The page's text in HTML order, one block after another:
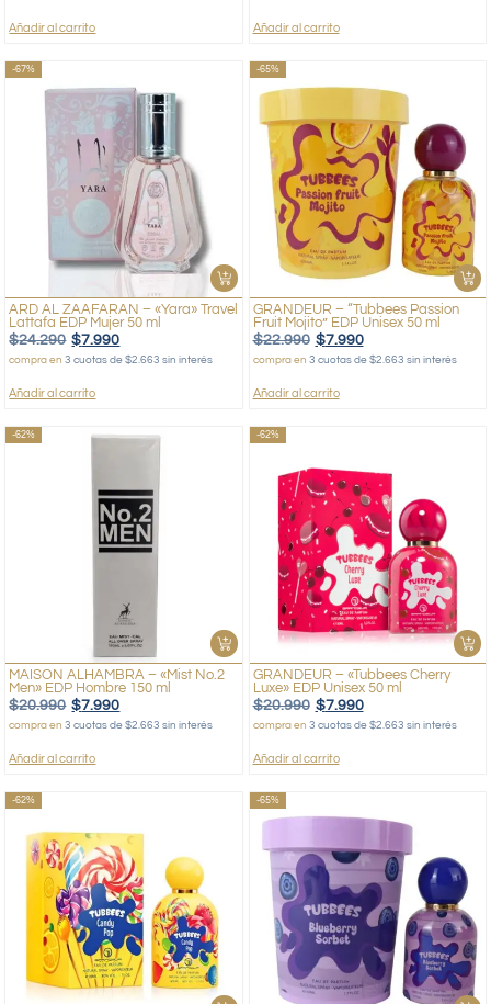
Añadir al carrito Añadir al carrito
-67%
ARD AL ZAAFARAN – «Yara» Travel
Lattafa EDP Mujer 50 ml
$24.290 $7.990
compra en3 cuotas de $2.663 sin interés
Añadir al carrito
-65%
GRANDEUR – “Tubbees Passion
Fruit Mojito” EDP Unisex 50 ml
$22.990 $7.990
compra en 3 cuotas de $2.663 sin interés
Añadir al carrito
-62%
MAISON ALHAMBRA – «Mist No.2
Men» EDP Hombre 150 ml
$20.990 $7.990
compra en3 cuotas de $2.663 sin interés
Añadir al carrito
-62%
GRANDEUR – «Tubbees Cherry
Luxe» EDP Unisex 50 ml
$20.990 $7.990
compra en 3 cuotas de $2.663 sin interés
Añadir al carrito
-62% -65%